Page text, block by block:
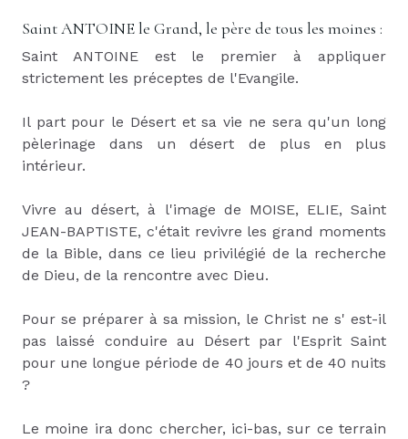
Saint ANTOINE le Grand, le père de tous les moines :
Saint ANTOINE est le premier à appliquer
strictement les préceptes de l'Evangile.
Il part pour le Désert et sa vie ne sera qu'un long
pèlerinage dans un désert de plus en plus
intérieur.
Vivre au désert, à l'image de MOISE, ELIE, Saint
JEAN-BAPTISTE, c'était revivre les grand moments
de la Bible, dans ce lieu privilégié de la recherche
de Dieu, de la rencontre avec Dieu.
Pour se préparer à sa mission, le Christ ne s' est-il
pas laissé conduire au Désert par l'Esprit Saint
pour une longue période de 40 jours et de 40 nuits
?
Le moine ira donc chercher, ici-bas, sur ce terrain